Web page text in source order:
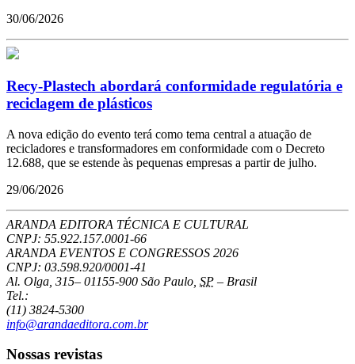
30/06/2026
Recy-Plastech abordará conformidade regulatória e
reciclagem de plásticos
A nova edição do evento terá como tema central a atuação de
recicladores e transformadores em conformidade com o Decreto
12.688, que se estende às pequenas empresas a partir de julho.
29/06/2026
ARANDA EDITORA TÉCNICA E CULTURAL
CNPJ: 55.922.157.0001-66
ARANDA EVENTOS E CONGRESSOS 2026
CNPJ: 03.598.920/0001-41
Al. Olga, 315– 01155-900 São Paulo SP – Brasil
Tel.:
(11) 3824-5300
info@arandaeditora.com.br
Nossas revistas